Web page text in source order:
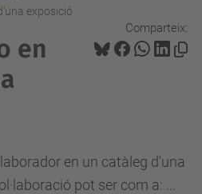
exposició
Comparteix:
en
en un catàleg d'una
pot ser com a: ...